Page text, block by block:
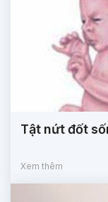
Tật nứt đốt
Xem thêm